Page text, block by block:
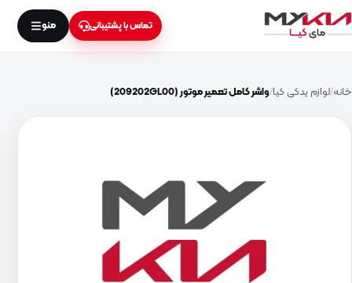
تماس با پشتیبانی منو
خانه لوازم یدکی کیا واشر کامل تعمیر موتور (209202GL00)